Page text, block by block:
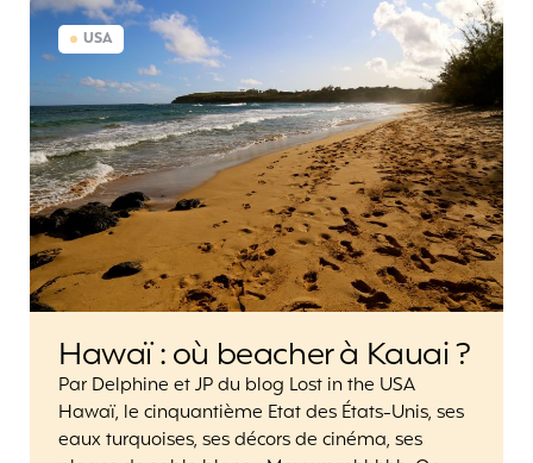
USA
Hawaï : où beacher à Kauai ?
Par Delphine et JP du blog Lost in the USA
Hawaï, le cinquantième Etat des États-Unis, ses
eaux turquoises, ses décors de cinéma, ses